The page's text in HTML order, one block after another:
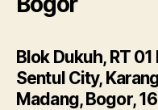
Blok Dukuh, RT
Sentul City,
Madang, Bogor,